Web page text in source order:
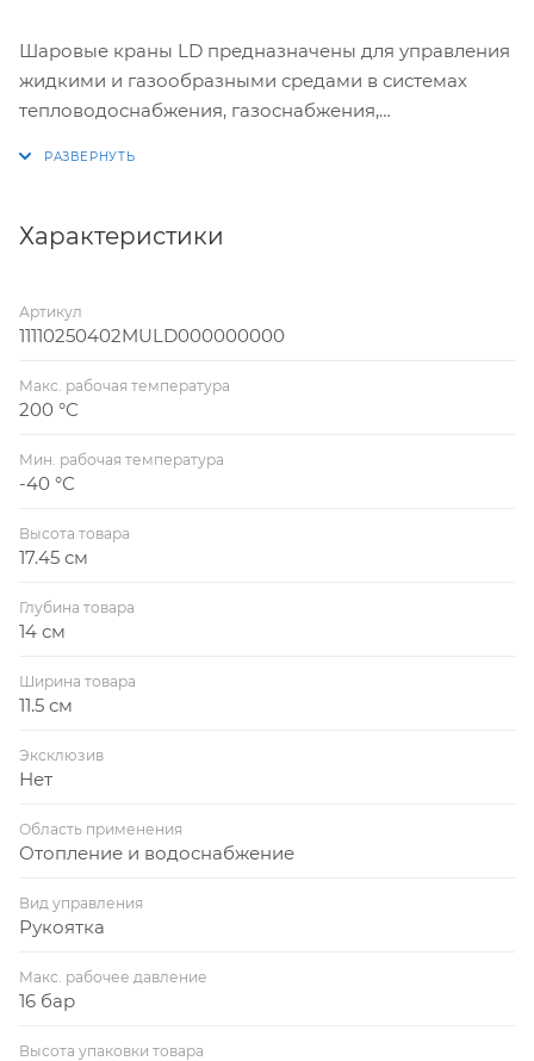
Шаровые краны LD предназначены для управления
жидкими и газообразными средами в системах
тепловодоснабжения, газоснабжения,
а также номинальное давление (PN) от 1,6 до 4,0
Характеристики
Артикул
11110250402MULD000000000
Макс. рабочая температура
200 °С
Мин. рабочая температура
-40 °С
Высота товара
17.45 см
Глубина товара
14 см
Ширина товара
11.5 см
Эксклюзив
Нет
Область применения
Отопление и водоснабжение
Вид управления
Рукоятка
Макс. рабочее давление
16 бар
Высота упаковки товара